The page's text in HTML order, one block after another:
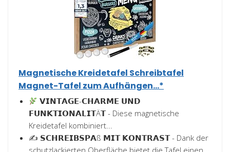
Magnetische Kreidetafel Schreibtafel
Magnet-Tafel zum Aufhängen...*
𝗩𝗜𝗡𝗧𝗔𝗚𝗘-𝗖𝗛𝗔𝗥𝗠𝗘 𝗨𝗡𝗗
𝗙𝗨𝗡𝗞𝗧𝗜𝗢𝗡𝗔𝗟𝗜𝗧Ä𝗧 - Diese magnetische
Kreidetafel kombiniert...
✍️ 𝗦𝗖𝗛𝗥𝗘𝗜𝗕𝗦𝗣𝗔ß 𝗠𝗜𝗧 𝗞𝗢𝗡𝗧𝗥𝗔𝗦𝗧 - Dank der
schutzlackierten Oberfläche bietet die Tafel einen...